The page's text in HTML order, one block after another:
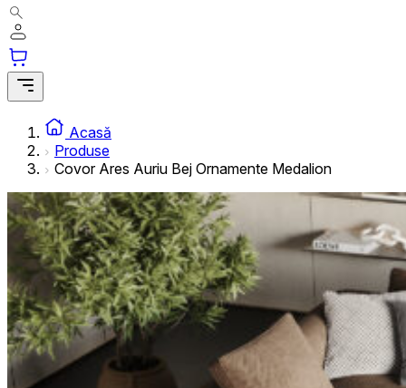
Acasă
Produse
Covor Ares Auriu Bej Ornamente Medalion
interesante pentru utilizatori și, astfel, mai valoroase
Cookie-urile neclasificate
Cookie-urile neclasificate sunt cookie-uri aflate în